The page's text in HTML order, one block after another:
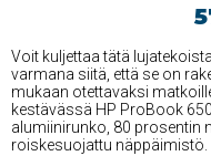
Voit kuljettaa tätä
varmana siitä, että se on
mukaan otettavaksi
kestävässä HP ProBook
alumiinirunko, 80 prosentin
roiskesuojattu näppäimistö.